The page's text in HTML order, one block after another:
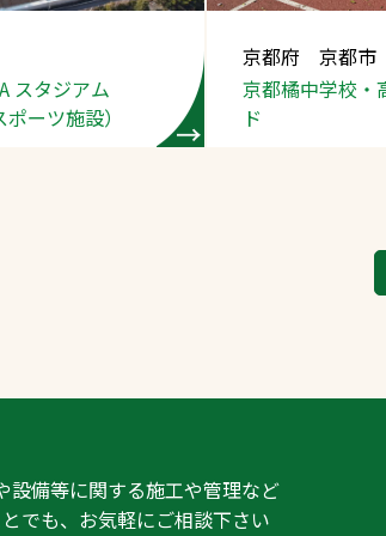
スタジアム
ーツ施設）
京都府 京都市
京都橘中学校・
ド
設備等に関する施工や管理など
でも、お気軽にご相談下さい